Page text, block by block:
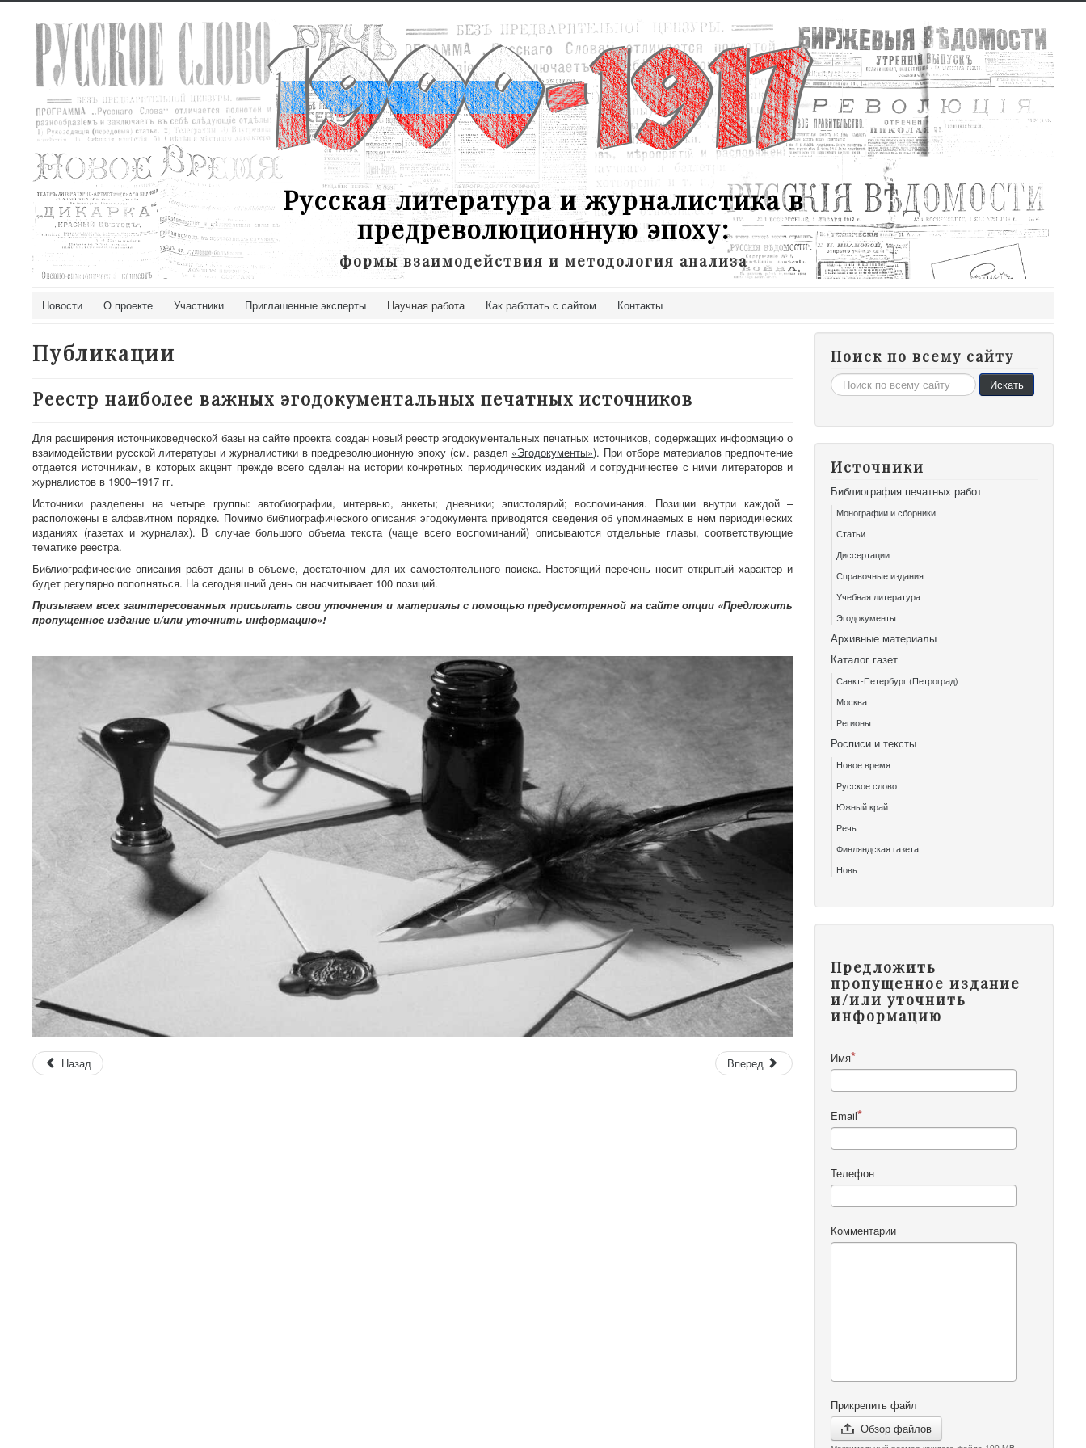
Русская литература и журналистика в
предреволюционную эпоху:
формы взаимодействия и методология анализа
Новости О проекте Участники Приглашенные эксперты Научная работа Как работать с сайтом Контакты
Публикации
Реестр наиболее важных эгодокументальных печатных источников
Для расширения источниковедческой базы на сайте проекта создан новый реестр эгодокументальных печатных источников, содержащих информацию о
взаимодействии русской литературы и журналистики в предреволюционную эпоху (см. раздел «Эгодокументы»). При отборе материалов предпочтение
отдается источникам, в которых акцент прежде всего сделан на истории конкретных периодических изданий и сотрудничестве с ними литераторов и
журналистов в 1900–1917 гг.
Источники разделены на четыре группы: автобиографии, интервью, анкеты; дневники; эпистолярий; воспоминания. Позиции внутри каждой –
расположены в алфавитном порядке. Помимо библиографического описания эгодокумента приводятся сведения об упоминаемых в нем периодических
изданиях (газетах и журналах). В случае большого объема текста (чаще всего воспоминаний) описываются отдельные главы, соответствующие
тематике реестра.
Библиографические описания работ даны в объеме, достаточном для их самостоятельного поиска. Настоящий перечень носит открытый характер и
будет регулярно пополняться. На сегодняшний день он насчитывает 100 позиций.
Призываем всех заинтересованных присылать свои уточнения и материалы с помощью предусмотренной на сайте опции «Предложить
пропущенное издание и/или уточнить информацию»!
Назад Вперед
Поиск по всему сайту
Искать... Искать
Источники
Библиография печатных работ
Монографии и сборники
Статьи
Диссертации
Справочные издания
Учебная литература
Эгодокументы
Архивные материалы
Каталог газет
Санкт-Петербург (Петроград)
Москва
Регионы
Росписи и тексты
Новое время
Русское слово
Южный край
Речь
Финляндская газета
Новь
Предложить
пропущенное издание
и/или уточнить
информацию
Имя
Email
Телефон
Комментарии
Прикрепить файл
Обзор файлов